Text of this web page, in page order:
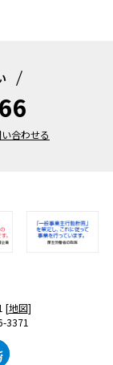
合わせる
[地図]
3371